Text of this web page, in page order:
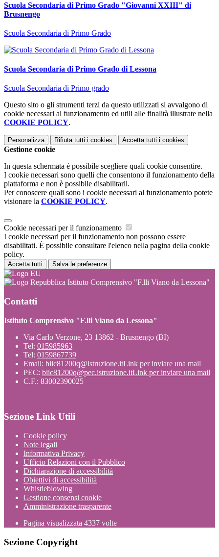
Scuola Secondaria di Primo Grado "Giovanni XXIII" di
Brusnengo
Scuola Secondaria di Primo Grado
Scuola Secondaria di Primo Grado di Lessona
Scuola Secondaria di Primo grado
Questo sito o gli strumenti terzi da questo utilizzati si avvalgono di
cookie necessari al funzionamento ed utili alle finalità illustrate nella
COOKIE POLICY.
Personalizza Rifiuta tutti i cookies Accetta tutti i cookies
Gestione cookie
In questa schermata è possibile scegliere quali cookie consentire.
I cookie necessari sono quelli che consentono il funzionamento della
piattaforma e non è possibile disabilitarli.
Per conoscere quali sono i cookie necessari al funzionamento potete
visionare la COOKIE POLICY.
Cookie necessari per il funzionamento
I cookie necessari per il funzionamento non possono essere
disabilitati. È possibile consultare l'elenco nella pagina della cookie
policy.
Accetta tutti Salva le preferenze
Istituto Comprensivo "F.lli Viano da Lessona"
Contatti
Istituto Comprensivo "F.lli Viano da Lessona"
Via Carlo Verzone, 23 13862 - Brusnengo (BI)
Tel: 015985963
Tel: 0159867739
Email: biic81200q@istruzione.itLink per inviare una mail
PEC: biic81200q@pec.istruzione.itLink per inviare una mail
C.F.: 83002390025
Sezione Link Utili
Cookie policy
Note legali
Informativa Privacy
Ufficio Relazioni con il Pubblico
Dichiarazione di accessibilità
Obiettivi di accessibilità
Whistleblowing
Gestione consensi cookie
Amministrazione trasparente
Pagina visualizzata 4337 volte
Sezione Copyright